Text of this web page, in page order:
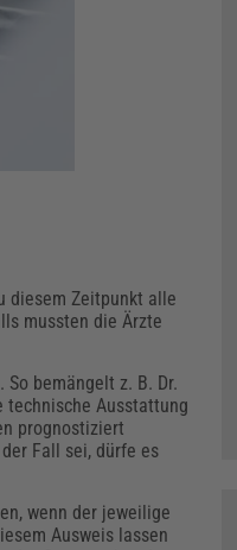
diesem Zeitpunkt alle
mussten die Ärzte
bemängelt z. B. Dr.
technische Ausstattung
prognostiziert
Fall sei, dürfe es
wenn der jeweilige
Ausweis lassen